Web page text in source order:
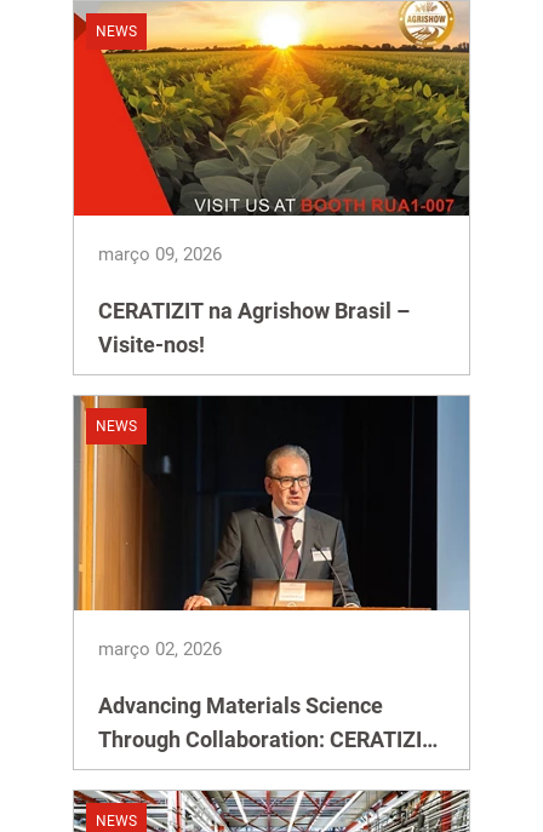
março 09, 2026
CERATIZIT na Agrishow Brasil –
Visite-nos!
NEWS
março 02, 2026
Advancing Materials Science
Through Collaboration: CERATIZIT
at the 21st Plansee Seminar
NEWS
NEWS